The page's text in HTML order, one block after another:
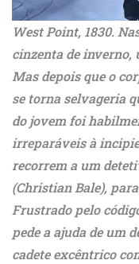
West Point, 1830.
cinzenta de inverno,
Mas depois que o
se torna selvageria
do jovem foi
irreparáveis ​​à
recorrem a um
(Christian Bale),
Frustrado pelo
pede a ajuda de um
cadete excêntrico